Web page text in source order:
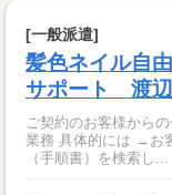
[一般派遣]
髪色ネイル自
サポート 渡
ご契約のお客様から
業務 具体的には →お客様の申告内容に応じてデータのマニュアル
（手順書）を検索し...